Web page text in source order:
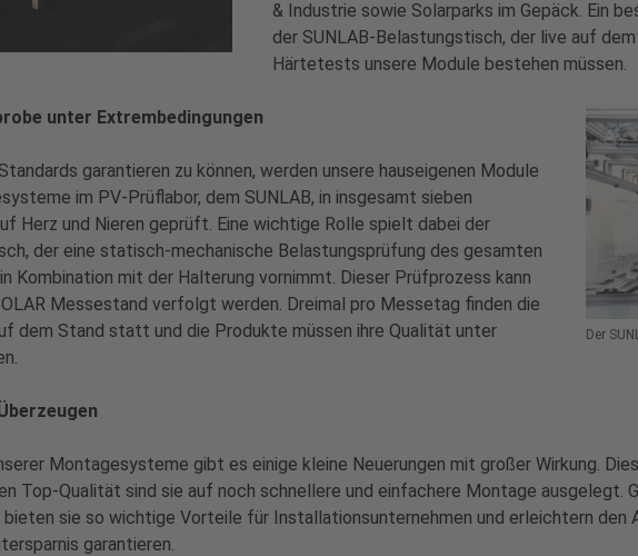
& Industrie sowie Solarparks im Gepäck. Ein
der SUNLAB-Belastungstisch, der live auf
Härtetests unsere Module bestehen müssen.
Der
unter Extrembedingungen
garantieren zu können, werden unsere hauseigenen Module
im PV-Prüflabor, dem SUNLAB, in insgesamt sieben
Herz und Nieren geprüft. Eine wichtige Rolle spielt dabei der
der eine statisch-mechanische Belastungsprüfung des gesamten
Kombination mit der Halterung vornimmt. Dieser Prüfprozess kann
Messestand verfolgt werden. Dreimal pro Messetag finden die
dem Stand statt und die Produkte müssen ihre Qualität unter
Montagesysteme gibt es einige kleine Neuerungen mit großer Wirkung.
Top-Qualität sind sie auf noch schnellere und einfachere Montage ausgelegt.
sie so wichtige Vorteile für Installationsunternehmen und erleichtern den
garantieren.